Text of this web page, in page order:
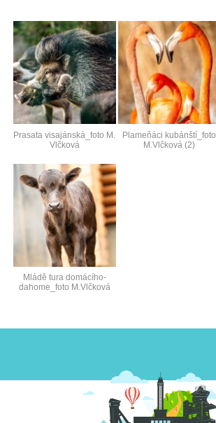
Prasata visajánská_foto M.
Vlčková
Plameňáci kubánští_foto
M.Vlčková (2)
Mládě tura domácího-
dahome_foto M.Vlčková